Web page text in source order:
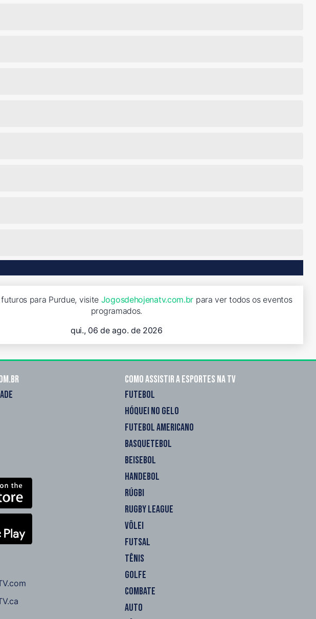
para Purdue, visite Jogosdehojenatv.com.br para ver todos os eventos
programados.
qui., 06 de ago. de 2026
Como assistir a esportes na TV
FUTEBOL
HÓQUEI NO GELO
FUTEBOL AMERICANO
BASQUETEBOL
BEISEBOL
HANDEBOL
RÚGBI
RUGBY LEAGUE
VÔLEI
FUTSAL
TÊNIS
GOLFE
COMBATE
AUTO